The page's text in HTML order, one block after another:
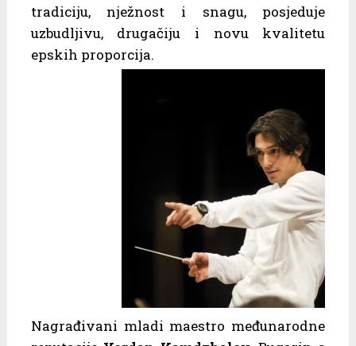
tradiciju, nježnost i snagu, posjeduje
uzbudljivu, drugačiju i novu kvalitetu
epskih proporcija.
Nagrađivani mladi maestro međunarodne